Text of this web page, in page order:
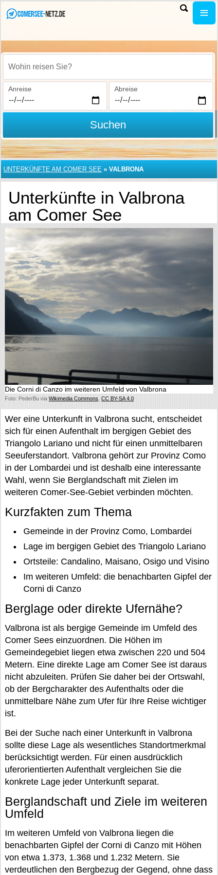
Wohin reisen Sie?
Anreise Abreise
Suchen
UNTERKÜNFTE AM COMER SEE » VALBRONA
Unterkünfte in Valbrona
am Comer See
Die Corni di Canzo im weiteren Umfeld von Valbrona
Foto: PederBu via Wikimedia Commons CC BY-SA 4.0
Wer eine Unterkunft in Valbrona sucht, entscheidet
sich für einen Aufenthalt im bergigen Gebiet des
Triangolo Lariano und nicht für einen unmittelbaren
Seeuferstandort. Valbrona gehört zur Provinz Como
in der Lombardei und ist deshalb eine interessante
Wahl, wenn Sie Berglandschaft mit Zielen im
weiteren Comer-See-Gebiet verbinden möchten.
Kurzfakten zum Thema
Gemeinde in der Provinz Como, Lombardei
Lage im bergigen Gebiet des Triangolo Lariano
Ortsteile: Candalino, Maisano, Osigo und Visino
Im weiteren Umfeld: die benachbarten Gipfel der
Corni di Canzo
Berglage oder direkte Ufernähe?
Valbrona ist als bergige Gemeinde im Umfeld des
Comer Sees einzuordnen. Die Höhen im
Gemeindegebiet liegen etwa zwischen 220 und 504
Metern. Eine direkte Lage am Comer See ist daraus
nicht abzuleiten. Prüfen Sie daher bei der Ortswahl,
ob der Bergcharakter des Aufenthalts oder die
unmittelbare Nähe zum Ufer für Ihre Reise wichtiger
ist.
Bei der Suche nach einer Unterkunft in Valbrona
sollte diese Lage als wesentliches Standortmerkmal
berücksichtigt werden. Für einen ausdrücklich
uferorientierten Aufenthalt vergleichen Sie die
konkrete Lage jeder Unterkunft separat.
Berglandschaft und Ziele im weiteren
Umfeld
Im weiteren Umfeld von Valbrona liegen die
benachbarten Gipfel der Corni di Canzo mit Höhen
von etwa 1.373, 1.368 und 1.232 Metern. Sie
verdeutlichen den Bergbezug der Gegend, ohne dass